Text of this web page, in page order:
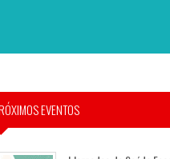
EVENTOS